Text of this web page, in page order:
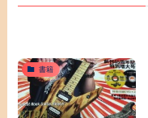
書籍